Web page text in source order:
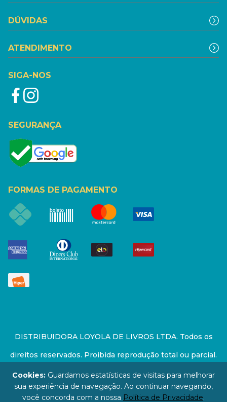
DÚVIDAS
ATENDIMENTO
SIGA-NOS
SEGURANÇA
FORMAS DE PAGAMENTO
DISTRIBUIDORA LOYOLA DE LIVROS LTDA. Todos os
direitos reservados. Proibida reprodução total ou parcial.
Preços e estoque sujeito a alterações sem aviso prévio.
67.946.814/0001-94 - LOJA - Rua Senador Feijó - São
Cookies: Guardamos estatísticas de visitas para melhorar
sua experiência de navegação. Ao continuar navegando,
você concorda com a nossa Política de Privacidade.